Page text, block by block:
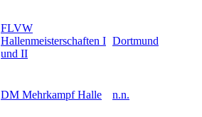
FLVW
Hallenmeisterschaften I
und II
Dortmund
DM Mehrkampf Halle n.n.